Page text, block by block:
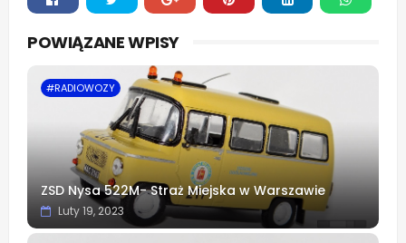
POWIĄZANE WPISY
#RADIOWOZY
ZSD Nysa 522M- Straż Miejska w Warszawie
Luty 19, 2023